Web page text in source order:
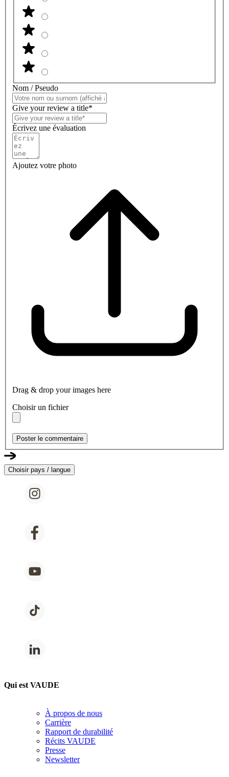
Nom / Pseudo
Give your review a title*
Écrivez une évaluation
Ajoutez votre photo
Drag & drop your images here
Choisir un fichier
Poster le commentaire
Choisir pays / langue
Qui est VAUDE
À propos de nous
Carrière
Rapport de durabilité
Récits VAUDE
Presse
Newsletter